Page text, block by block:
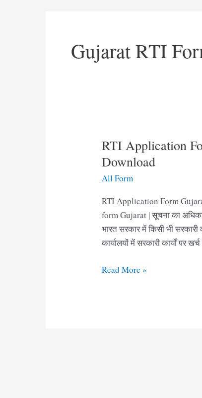
Gujarat RTI
RTI Application
Download
All Form
RTI Application Form
form Gujarat | सूचना का
भारत सरकार में किसी भी
कार्यालयों में सरकारी कार्यों पर
RTI
Read More »